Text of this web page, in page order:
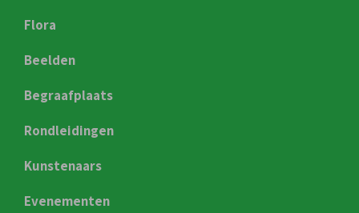
Flora
Beelden
Begraafplaats
Rondleidingen
Kunstenaars
Evenementen